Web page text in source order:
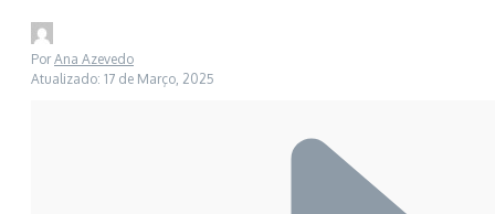
PorAna Azevedo
Atualizado: 17 de Março, 2025